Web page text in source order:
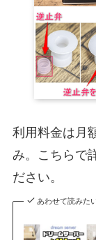
利用料金は月
み。
こちらで
ださい。
あわせて読みた